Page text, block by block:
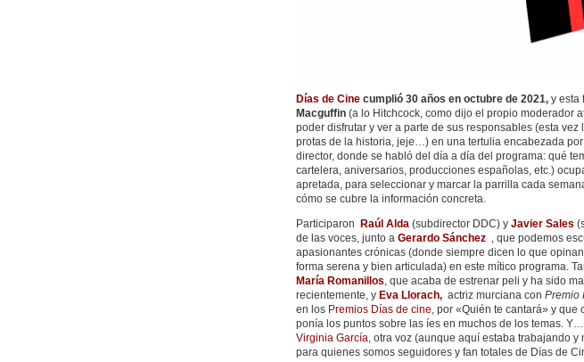
Días de Cine cumplió 30 años en octubre de 2021, y esta
Macguffin (a lo Hitchcock, como dijo el propio moderador
poder disfrutar y ver a parte de sus responsables (esta vez
protas de la historia, jeje…) en una tertulia encabezada por
director, donde se habló del día a día del programa: qué
cartelera, aniversarios, producciones españolas, etc.)
apretada, para seleccionar y marcar la parrilla cada
cómo se cubre la información concreta.
Participaron Raúl Alda (subdirector DDC) y Javier Sales
de las voces, junto a Gerardo Sánchez , que podemos
apasionantes crónicas (donde siempre dicen lo que
forma serena y bien articulada) en este mítico programa.
María Romanillos , que acaba de estrenar peli y ha sido
recientemente, y Eva Llorach, actriz murciana con Premio
en los Premios Días de cine , por «Quién te cantará» y que
ponía los puntos sobre las íes en muchos de los temas.
Virginia García , otra voz (aunque aquí estaba trabajando
para quienes somos seguidores y fan totales de Días de